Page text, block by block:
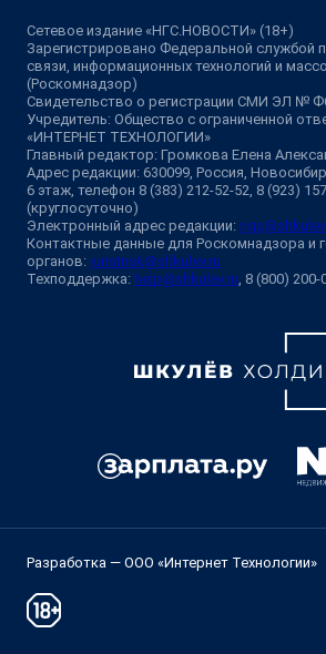
Сетевое издание «НГС.НОВОСТИ» (18+)
Зарегистрировано Федеральной службой
связи, информационных технологий и
(Роскомнадзор)
Свидетельство о регистрации СМИ ЭЛ №
Учредитель: Общество с ограниченной
«ИНТЕРНЕТ ТЕХНОЛОГИИ»
Главный редактор: Громкова Елена
Адрес редакции: 630099, Россия,
6 этаж, телефон 8 (383) 212-52-52, 8 (923)
(круглосуточно)
Электронный адрес редакции:
Контактные данные для Роскомнадзора и
органов: juristnsk@shkulev.ru
Техподдержка: help@shkulev.ru , 8 (800)
Разработка — ООО «Интернет Технологии»